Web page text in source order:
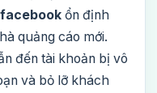
ổn định
quảng cáo mới.
đến tài khoản bị vô
và bỏ lỡ khách